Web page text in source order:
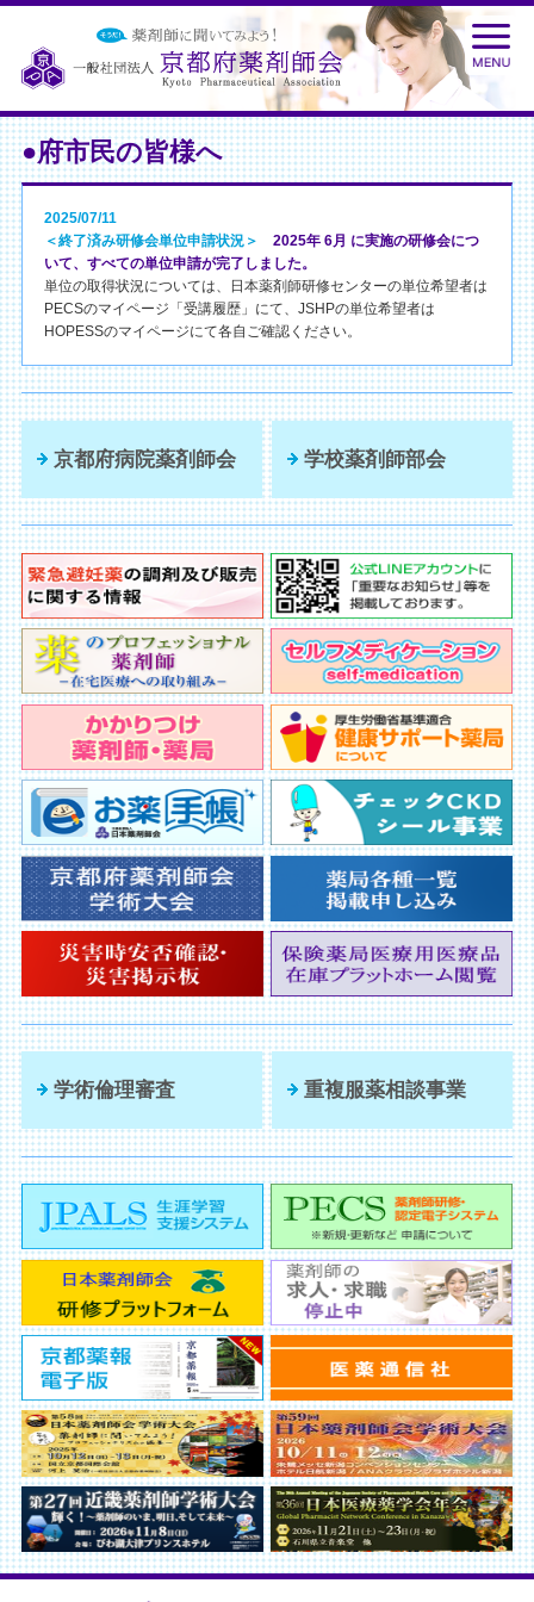
●府市民の皆様へ
2025/07/11
＜終了済み研修会単位申請状況＞
2025年 6月 に実施の研修会につ
いて、すべての単位申請が完了しました。
単位の取得状況については、日本薬剤師研修センターの単位希望者は
PECSのマイページ「受講履歴」にて、JSHPの単位希望者は
HOPESSのマイページにて各自ご確認ください。
京都府病院薬剤師会 学校薬剤師部会
学術倫理審査 重複服薬相談事業